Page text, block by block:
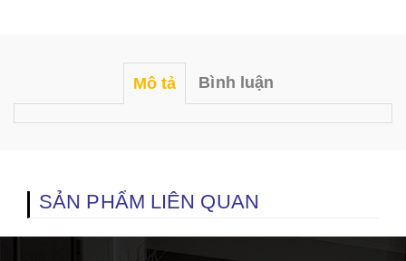
Mô tả Bình luận
SẢN PHẨM LIÊN QUAN